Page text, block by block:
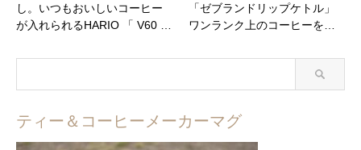
し。いつもおいしいコーヒー
が入れられるHARIO 「 V60 …
「ゼブランドリップケトル」
ワンランク上のコーヒーを…
ティー＆コーヒーメーカーマグ